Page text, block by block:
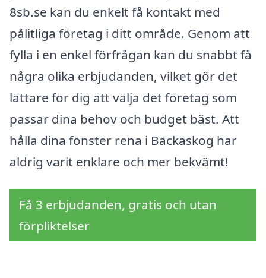
8sb.se kan du enkelt få kontakt med
pålitliga företag i ditt område. Genom att
fylla i en enkel förfrågan kan du snabbt få
några olika erbjudanden, vilket gör det
lättare för dig att välja det företag som
passar dina behov och budget bäst. Att
hålla dina fönster rena i Bäckaskog har
aldrig varit enklare och mer bekvämt!
Få 3 erbjudanden, gratis och utan
förpliktelser